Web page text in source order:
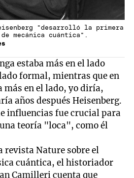
"desarrolló la primera
mecánica cuántica".
estaba más en el lado
formal, mientras que en
más en el lado, yo diría,
años después Heisenberg.
influencias fue crucial para
teoría "loca", como él
revista Nature sobre el
cuántica, el historiador
Camilleri cuenta que